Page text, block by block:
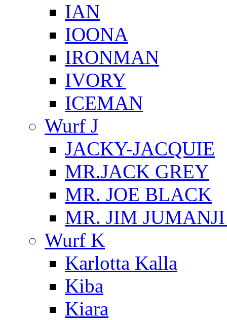
IAN
IOONA
IRONMAN
IVORY
ICEMAN
Wurf J
JACKY-JACQUIE
MR.JACK GREY
MR. JOE BLACK
MR. JIM
Wurf K
Karlotta Kalla
Kiba
Kiara